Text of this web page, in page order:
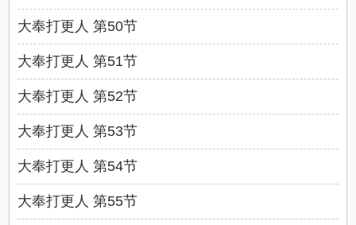
大奉打更人 第50节
大奉打更人 第51节
大奉打更人 第52节
大奉打更人 第53节
大奉打更人 第54节
大奉打更人 第55节